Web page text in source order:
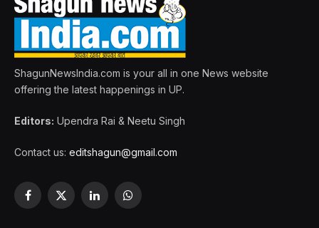
ShagunNewsIndia.com is your all in one News website
offering the latest happenings in UP.
Editors: Upendra Rai & Neetu Singh
Contact us: editshagun@gmail.com
Facebook
X
LinkedInWhatsApp